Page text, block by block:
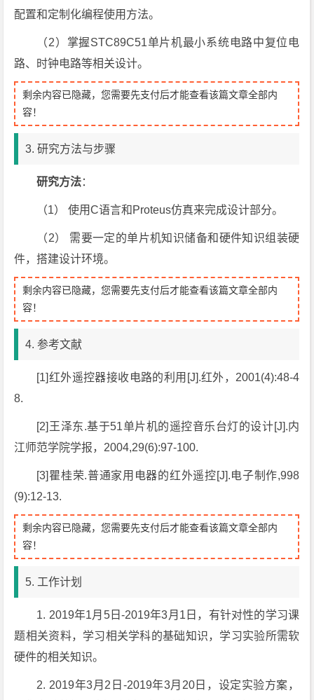
配置和定制化编程使用方法。
（2）掌握STC89C51单片机最小系统电路中复位电
路、时钟电路等相关设计。
剩余内容已隐藏，您需要先支付后才能查看该篇文章全部内
容！
3. 研究方法与步骤
研究方法：
（1） 使用C语言和Proteus仿真来完成设计部分。
（2） 需要一定的单片机知识储备和硬件知识组装硬
件，搭建设计环境。
剩余内容已隐藏，您需要先支付后才能查看该篇文章全部内
容！
4. 参考文献
[1]红外遥控器接收电路的利用[J].红外，2001(4):48-4
8.
[2]王泽东.基于51单片机的遥控音乐台灯的设计[J].内
江师范学院学报，2004,29(6):97-100.
[3]瞿桂荣.普通家用电器的红外遥控[J].电子制作,998
(9):12-13.
剩余内容已隐藏，您需要先支付后才能查看该篇文章全部内
容！
5. 工作计划
1. 2019年1月5日-2019年3月1日，有针对性的学习课
题相关资料，学习相关学科的基础知识，学习实验所需软
硬件的相关知识。
2. 2019年3月2日-2019年3月20日，设定实验方案，